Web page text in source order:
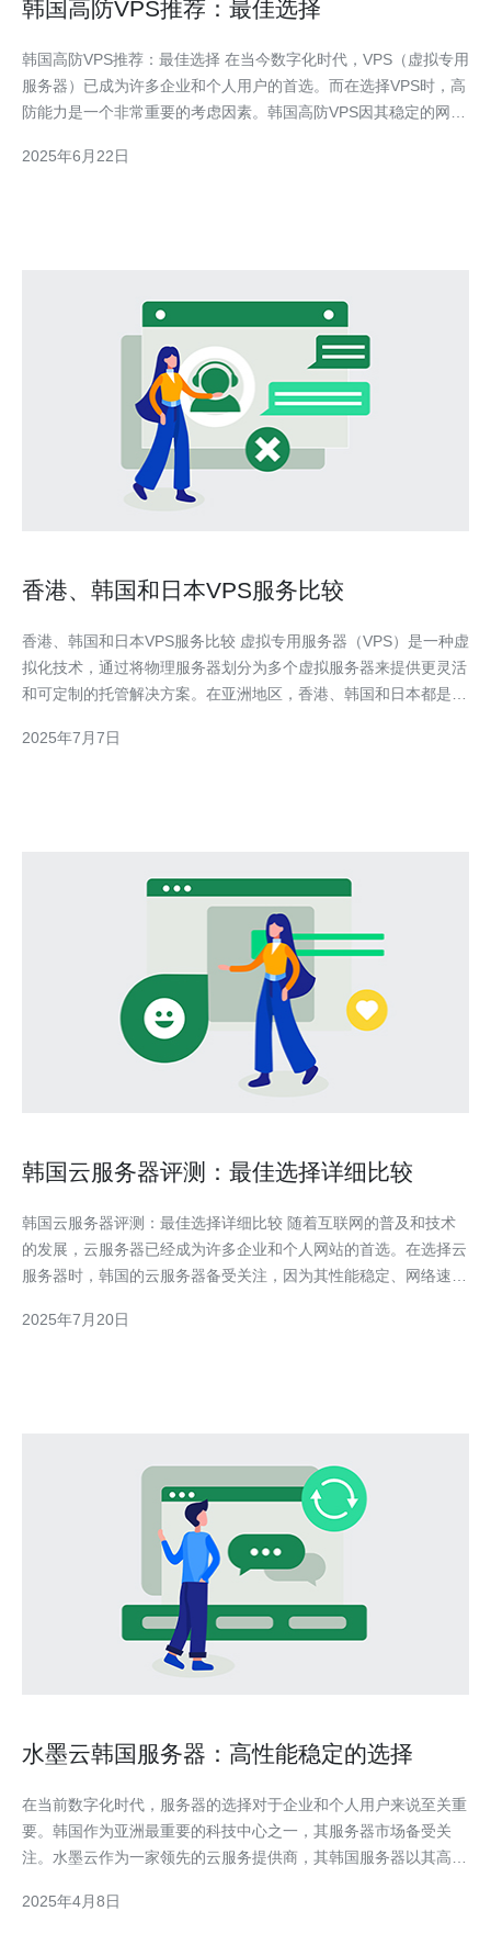
韩国高防VPS推荐：最佳选择
韩国高防VPS推荐：最佳选择 在当今数字化时代，VPS（虚拟专用
服务器）已成为许多企业和个人用户的首选。而在选择VPS时，高
防能力是一个非常重要的考虑因素。韩国高防VPS因其稳定的网络
的最佳选择。 VPS是一种虚拟化技术，将一台物理服务器分割成
2025年6月22日
香港、韩国和日本VPS服务比较
香港、韩国和日本VPS服务比较 虚拟专用服务器（VPS）是一种虚
拟化技术，通过将物理服务器划分为多个虚拟服务器来提供更灵活
和可定制的托管解决方案。在亚洲地区，香港、韩国和日本都是
选择最适合您需求的服务。 香港VPS服务在亚洲地区享有很高的
2025年7月7日
韩国云服务器评测：最佳选择详细比较
韩国云服务器评测：最佳选择详细比较 随着互联网的普及和技术
的发展，云服务器已经成为许多企业和个人网站的首选。在选择云
服务器时，韩国的云服务器备受关注，因为其性能稳定、网络速度
如KT、LG、SK等。根据用户口碑和专业评测，KT云服务器被认
2025年7月20日
水墨云韩国服务器：高性能稳定的选择
在当前数字化时代，服务器的选择对于企业和个人用户来说至关重
要。韩国作为亚洲最重要的科技中心之一，其服务器市场备受关
注。水墨云作为一家领先的云服务提供商，其韩国服务器以其高性
名。首先，水墨云韩国服务器采用最先进的硬件设备，包括高速处
2025年4月8日